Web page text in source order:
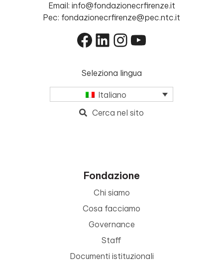
Email: info@fondazionecrfirenze.it
Pec: fondazionecrfirenze@pec.ntc.it
Facebook
LinkedIn
Instagram
YouTube
Seleziona lingua
Italiano
Cerca nel sito
Fondazione
Chi siamo
Cosa facciamo
Governance
Staff
Documenti istituzionali